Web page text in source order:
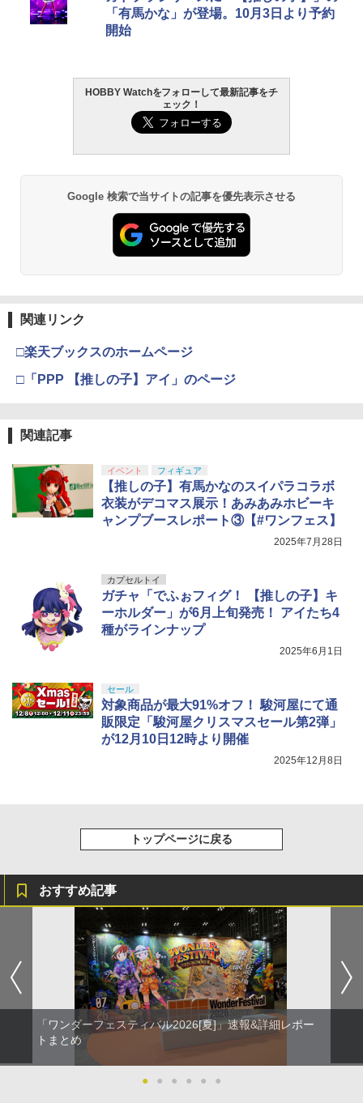
「有馬かな」が登場。10月3日より予約
開始
HOBBY Watchをフォローして最新記事をチ
ェック！
Google 検索で当サイトの記事を優先表示させる
関連リンク
□楽天ブックスのホームページ
□「PPP 【推しの子】アイ」のページ
関連記事
イベント フィギュア
【推しの子】有馬かなのスイパラコラボ
衣装がデコマス展示！あみあみホビーキ
ャンプブースレポート③【#ワンフェス】
2025年7月28日
カプセルトイ
ガチャ「でふぉフィグ！ 【推しの子】キ
ーホルダー」が6月上旬発売！ アイたち4
種がラインナップ
2025年6月1日
セール
対象商品が最大91%オフ！ 駿河屋にて通
販限定「駿河屋クリスマスセール第2弾」
が12月10日12時より開催
2025年12月8日
トップページに戻る
おすすめ記事
「ワンダーフェスティバル2026[夏]」速報&詳細レポー
トまとめ
● ● ● ● ● ●